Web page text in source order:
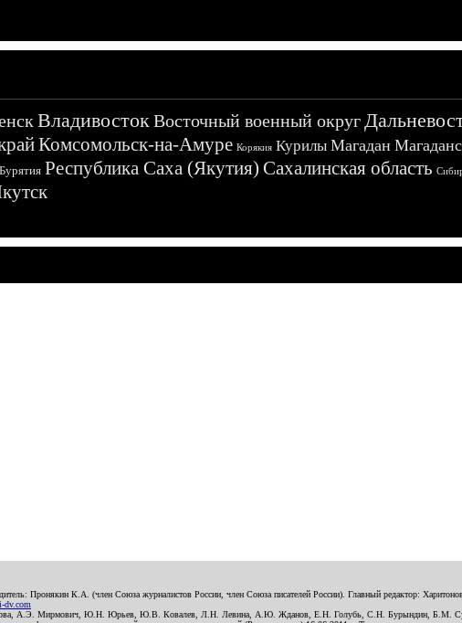
ВладивостокВосточный военный округ
Комсомольск-на-Амуре Корякия Курилы Магадан
Республика Саха (Якутия) Сахалинская область
Пронякин К.А. (член Союза журналистов России, член Союза писателей России). Главный редактор:
dv.com
А.Э. Мирмович, Ю.Н. Юрьев, Ю.В. Ковалев, Л.Н. Левина, А.Ю. Жданов, Е.Н. Голубь, С.Н. Бурындин, Б.М.